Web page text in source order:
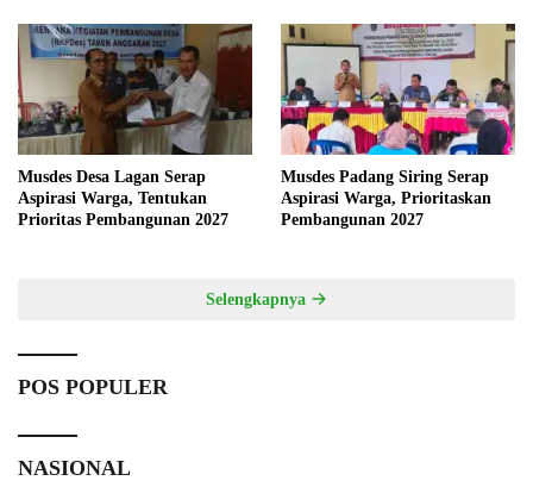
Musdes Desa Lagan Serap
Aspirasi Warga, Tentukan
Prioritas Pembangunan 2027
Musdes Padang Siring Serap
Aspirasi Warga, Prioritaskan
Pembangunan 2027
Selengkapnya
POS POPULER
NASIONAL